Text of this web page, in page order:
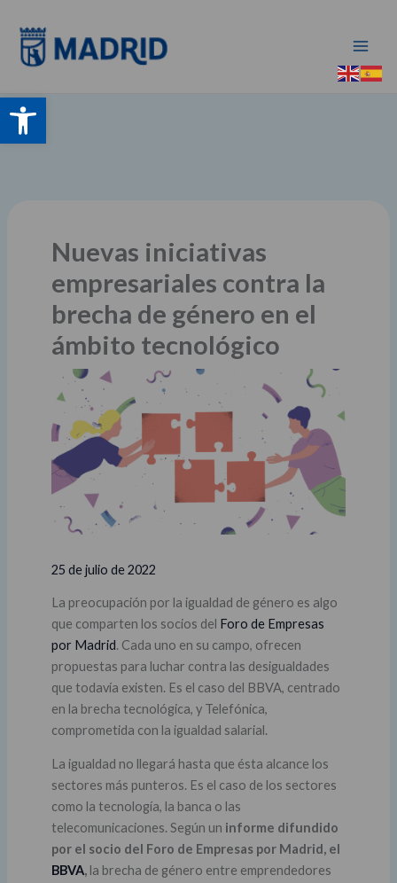
Abrir barra de herramientas
contenido
Nuevas iniciativas
empresariales contra la
brecha de género en el
ámbito tecnológico
25 de julio de 2022
La preocupación por la igualdad de género es algo
que comparten los socios del Foro de Empresas
por Madrid. Cada uno en su campo, ofrecen
propuestas para luchar contra las desigualdades
que todavía existen. Es el caso del BBVA, centrado
en la brecha tecnológica, y Telefónica,
comprometida con la igualdad salarial.
La igualdad no llegará hasta que ésta alcance los
sectores más punteros. Es el caso de los sectores
como la tecnología, la banca o las
telecomunicaciones. Según un informe difundido
por el socio del Foro de Empresas por Madrid, el
BBVA, la brecha de género entre emprendedores